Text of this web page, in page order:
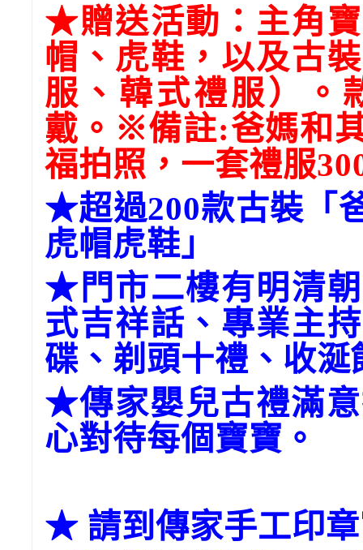
★贈送活動：主角
帽、虎鞋，以及古
服、韓式禮服）。
戴。※備註:爸媽和
福拍照，一套禮服
★超過200款古裝「
虎帽虎鞋」
★門市二樓有明清
式吉祥話、專業主
碟、剃頭十禮、收
★傳家嬰兒古禮滿
心對待每個寶寶。
★ 請到傳家手工印